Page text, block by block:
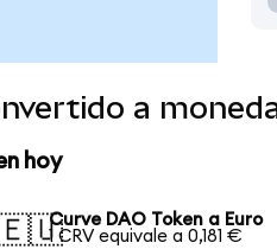
a
hoy
Curve DAO Token a Euro
1 CRV equivale a 0,181 €